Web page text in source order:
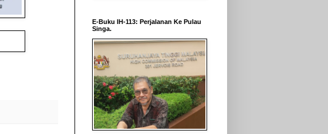
E-Buku IH-113: Perjalanan Ke Pulau
Singa.